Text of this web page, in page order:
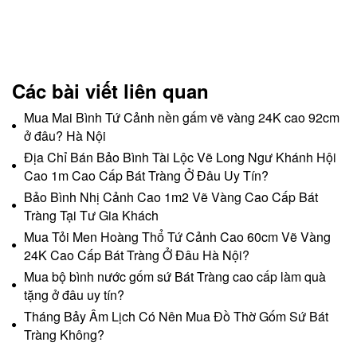
Các bài viết liên quan
Mua Mai Bình Tứ Cảnh nền gấm vẽ vàng 24K cao 92cm
ở đâu? Hà Nội
Địa Chỉ Bán Bảo Bình Tài Lộc Vẽ Long Ngư Khánh Hội
Cao 1m Cao Cấp Bát Tràng Ở Đâu Uy Tín?
Bảo Bình Nhị Cảnh Cao 1m2 Vẽ Vàng Cao Cấp Bát
Tràng Tại Tư Gia Khách
Mua Tỏi Men Hoàng Thổ Tứ Cảnh Cao 60cm Vẽ Vàng
24K Cao Cấp Bát Tràng Ở Đâu Hà Nội?
Mua bộ bình nước gốm sứ Bát Tràng cao cấp làm quà
tặng ở đâu uy tín?
Tháng Bảy Âm Lịch Có Nên Mua Đồ Thờ Gốm Sứ Bát
Tràng Không?